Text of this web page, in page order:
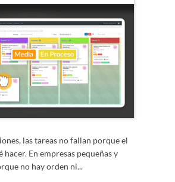
las tareas no fallan porque el
hacer. En empresas pequeñas y
no hay orden ni...